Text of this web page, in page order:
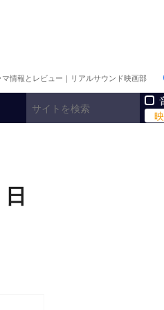
情報とレビュー｜リアルサウンド映画部